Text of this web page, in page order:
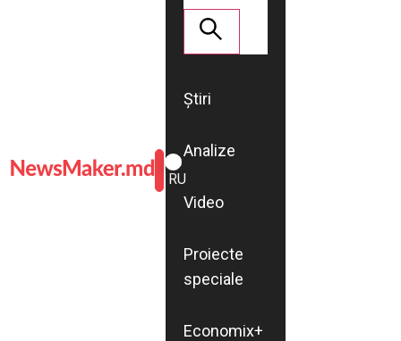
ROMÂNĂ
RU
Știri
Analize
Video
Proiecte
speciale
Economix+